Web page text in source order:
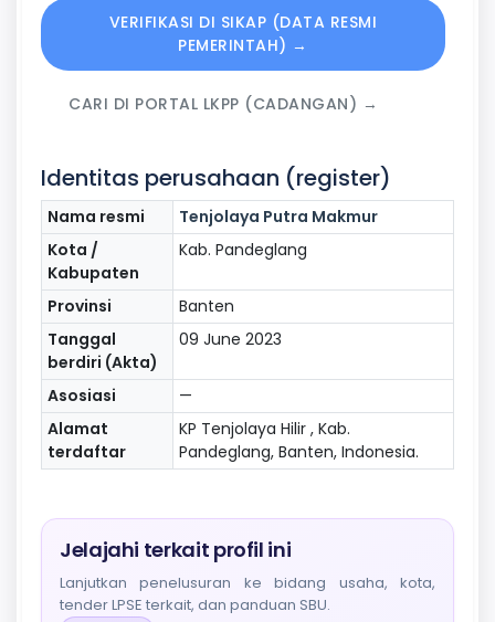
VERIFIKASI DI SIKAP (DATA RESMI
PEMERINTAH) →
CARI DI PORTAL LKPP (CADANGAN) →
Identitas perusahaan (register)
Nama resmi
Tenjolaya Putra Makmur
Kota /
Kabupaten
Kab. Pandeglang
Provinsi
Banten
Tanggal
berdiri (Akta)
09 June 2023
Asosiasi
—
Alamat
terdaftar
KP Tenjolaya Hilir , Kab.
Pandeglang, Banten, Indonesia.
Jelajahi terkait profil ini
Lanjutkan penelusuran ke bidang usaha, kota,
tender LPSE terkait, dan panduan SBU.